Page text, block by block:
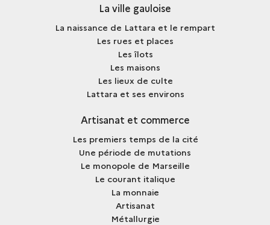
La ville gauloise
La naissance de Lattara et le rempart
Les rues et places
Les îlots
Les maisons
Les lieux de culte
Lattara et ses environs
Artisanat et commerce
Les premiers temps de la cité
Une période de mutations
Le monopole de Marseille
Le courant italique
La monnaie
Artisanat
Métallurgie